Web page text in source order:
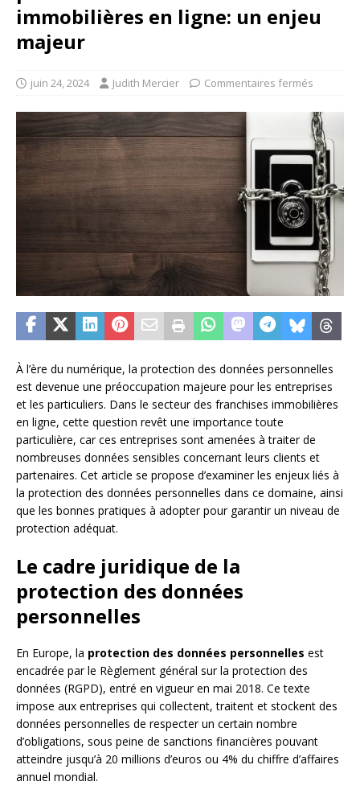
immobilières en ligne: un enjeu
majeur
juin 24, 2024 Judith Mercier Commentaires fermés
À l’ère du numérique, la protection des données personnelles
est devenue une préoccupation majeure pour les entreprises
et les particuliers. Dans le secteur des franchises immobilières
en ligne, cette question revêt une importance toute
particulière, car ces entreprises sont amenées à traiter de
nombreuses données sensibles concernant leurs clients et
partenaires. Cet article se propose d’examiner les enjeux liés à
la protection des données personnelles dans ce domaine, ainsi
que les bonnes pratiques à adopter pour garantir un niveau de
protection adéquat.
Le cadre juridique de la
protection des données
personnelles
En Europe, la protection des données personnelles est
encadrée par le Règlement général sur la protection des
données (RGPD), entré en vigueur en mai 2018. Ce texte
impose aux entreprises qui collectent, traitent et stockent des
données personnelles de respecter un certain nombre
d’obligations, sous peine de sanctions financières pouvant
atteindre jusqu’à 20 millions d’euros ou 4% du chiffre d’affaires
annuel mondial.